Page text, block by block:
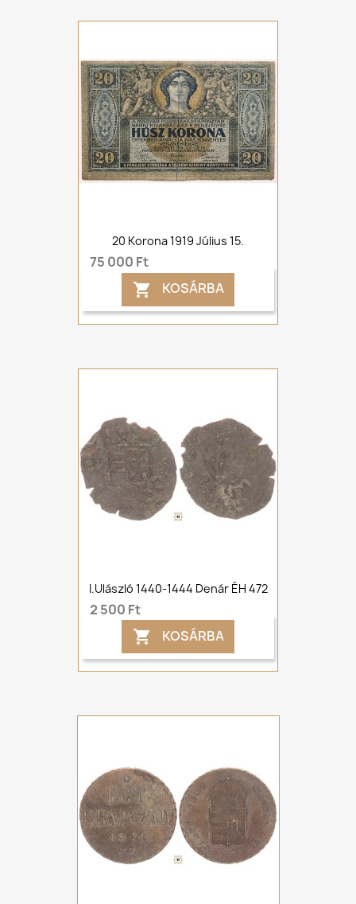
20 Korona 1919 Július 15.
75 000 Ft
 KOSÁRBA
I.Ulászló 1440-1444 Denár ÉH 472
2 500 Ft
 KOSÁRBA